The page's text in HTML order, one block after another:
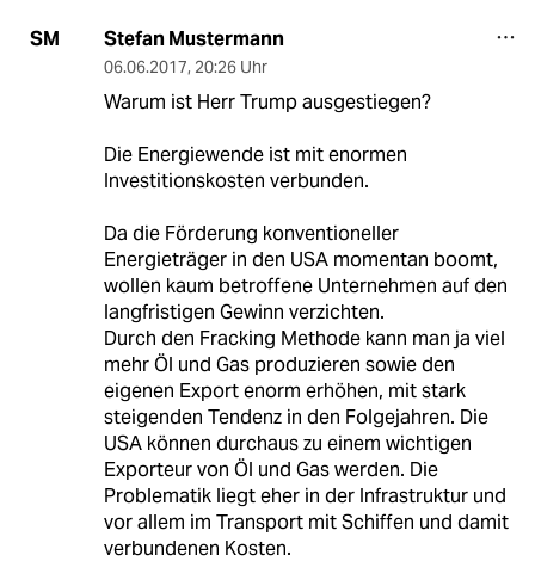
SM Stefan Mustermann
06.06.2017, 20:26 Uhr
Warum ist Herr Trump ausgestiegen?
Die Energiewende ist mit enormen
Investitionskosten verbunden.
Da die Förderung konventioneller
Energieträger in den USA momentan boomt,
wollen kaum betroffene Unternehmen auf den
langfristigen Gewinn verzichten.
Durch den Fracking Methode kann man ja viel
mehr Öl und Gas produzieren sowie den
eigenen Export enorm erhöhen, mit stark
steigenden Tendenz in den Folgejahren. Die
USA können durchaus zu einem wichtigen
Exporteur von Öl und Gas werden. Die
Problematik liegt eher in der Infrastruktur und
vor allem im Transport mit Schiffen und damit
verbundenen Kosten.